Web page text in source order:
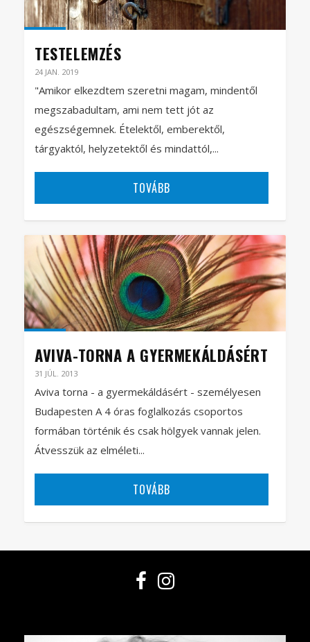
TESTELEMZÉS
24 JAN. 2019
"Amikor elkezdtem szeretni magam, mindentől
megszabadultam, ami nem tett jót az
egészségemnek. Ételektől, emberektől,
tárgyaktól, helyzetektől és mindattól,...
TOVÁBB
AVIVA-TORNA A GYERMEKÁLDÁSÉRT
31 JÚL. 2013
Aviva torna - a gyermekáldásért - személyesen
Budapesten A 4 óras foglalkozás csoportos
formában történik és csak hölgyek vannak jelen.
Átvesszük az elméleti...
TOVÁBB